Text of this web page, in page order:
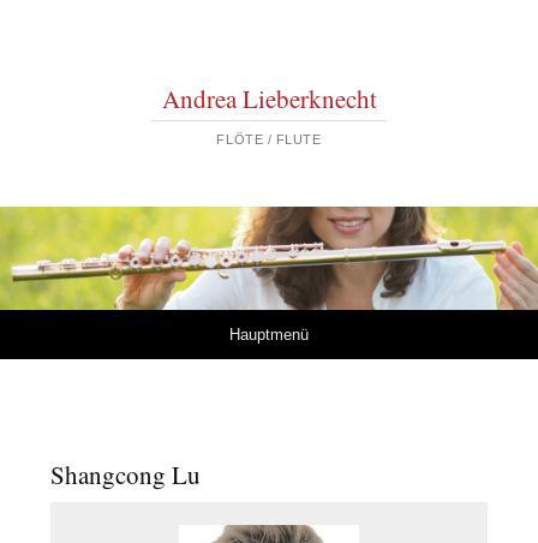
Andrea Lieberknecht
FLÖTE / FLUTE
Hauptmenü
Shangcong Lu